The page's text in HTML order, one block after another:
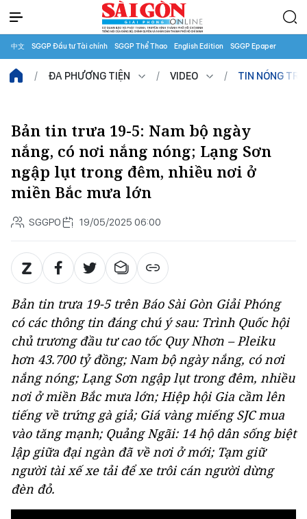
中文 SGGP Đầu tư Tài chính SGGP Thể Thao English Edition SGGP Epaper
ĐA PHƯƠNG TIỆN VIDEO TIN NÓNG
Bản tin trưa 19-5: Nam bộ ngày
nắng, có nơi nắng nóng; Lạng Sơn
ngập lụt trong đêm, nhiều nơi ở
miền Bắc mưa lớn
SGGPO 19/05/2025 06:00
Bản tin trưa 19-5 trên Báo Sài Gòn Giải Phóng
có các thông tin đáng chú ý sau: Trình Quốc hội
chủ trương đầu tư cao tốc Quy Nhơn – Pleiku
hơn 43.700 tỷ đồng; Nam bộ ngày nắng, có nơi
nắng nóng; Lạng Sơn ngập lụt trong đêm, nhiều
nơi ở miền Bắc mưa lớn; Hiệp hội Gia cầm lên
tiếng về trứng gà giả; Giá vàng miếng SJC mua
vào tăng mạnh; Quảng Ngãi: 14 hộ dân sống biệt
lập giữa đại ngàn đã về nơi ở mới; Tạm giữ
người tài xế xe tải để xe trôi cán người dừng
đèn đỏ.